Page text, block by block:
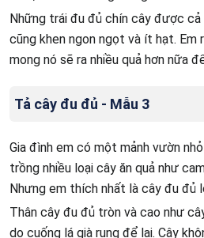
Những trái đu đủ chín cây được
cũng khen ngon ngọt và ít hạt. Em
mong nó sẽ ra nhiều quả hơn nữa
Tả cây đu đủ - Mẫu 3
Gia đình em có một mảnh vườn
trồng nhiều loại cây ăn quả như
Nhưng em thích nhất là cây đu đủ
Thân cây đu đủ tròn và cao như
do cuống lá già rụng để lại. Cây